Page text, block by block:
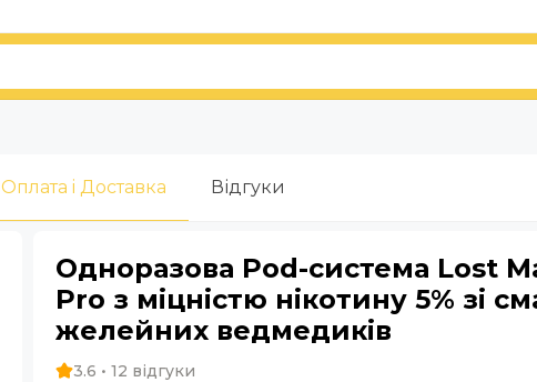
Оплата i Доставка Відгуки
Одноразова Pod-система Lost
Pro з міцністю нікотину 5% зі
желейних ведмедиків
3.6 • 12 відгуки